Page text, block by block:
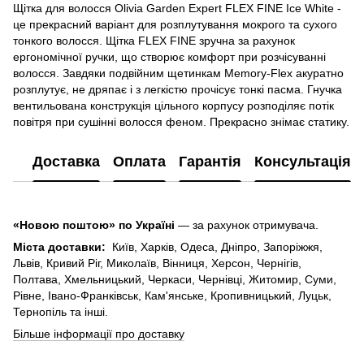
Щітка для волосся Olivia Garden Expert FLEX FINE Ice White -
це прекрасний варіант для розплутування мокрого та сухого
тонкого волосся. Щітка FLEX FINE зручна за рахунок
ергономічної ручки, що створює комфорт при розчісуванні
волосся. Завдяки подвійним щетинкам Memory-Flex акуратно
розплутує, не дряпає і з легкістю прочісує тонкі пасма. Гнучка
вентильована конструкція цільного корпусу розподіляє потік
повітря при сушінні волосся феном. Прекрасно знімає статику.
Доставка Оплата Гарантія Консультація
«Новою поштою» по Україні — за рахунок отримувача.
Міста доставки: Київ, Харків, Одеса, Дніпро, Запоріжжя,
Львів, Кривий Ріг, Миколаїв, Вінниця, Херсон, Чернігів,
Полтава, Хмельницький, Черкаси, Чернівці, Житомир, Суми,
Рівне, Івано-Франківськ, Кам'янське, Кропивницький, Луцьк,
Тернопіль та інші.
Більше інформації про доставку